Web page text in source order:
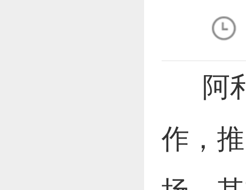
恭喜
恭喜
恭喜
阿利
作，